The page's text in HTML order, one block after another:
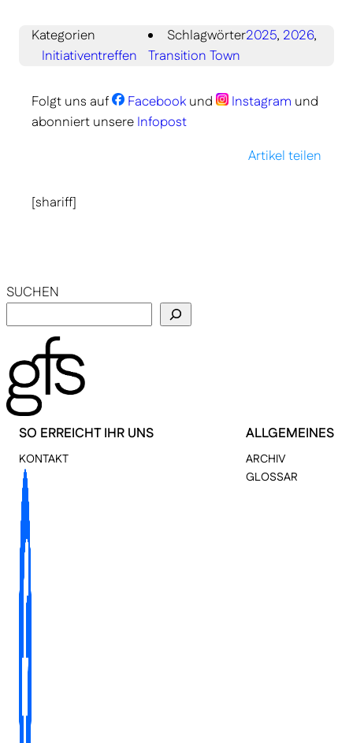
Kategorien
Initiativentreffen
Schlagwörter2025, 2026,
Transition Town
Folgt uns auf Facebook und Instagram und
abonniert unsere Infopost
Artikel teilen
[shariff]
SUCHEN
SO ERREICHT IHR UNS
KONTAKT
ALLGEMEINES
ARCHIV
GLOSSAR